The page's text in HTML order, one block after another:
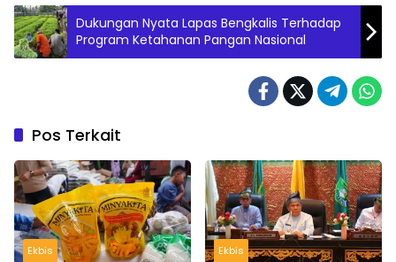
Dukungan Nyata Lapas Bengkalis Terhadap
Program Ketahanan Pangan Nasional
Pos Terkait
Ekbis Ekbis